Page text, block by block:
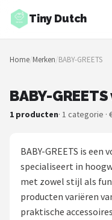
Tiny Dutch
Zoeken
NAVIGATIE
Merken
Blog
Speelgoed
Home/Merken/BABY-GREETS
BABY-
1 producten· 1 categorie ·
BABY-GREETS is
specialiseert in
met zowel stijl als
producten variëren
praktische